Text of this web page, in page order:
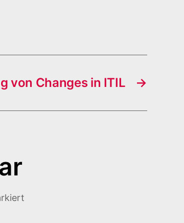
→
von Changes in ITIL